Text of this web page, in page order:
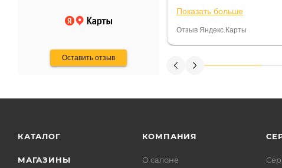
Оставить отзыв
спидометре всегда был
постоянно были на
Считаю, что это
Показать больше
Отзыв Яндекс.Карты
КАТАЛОГ
МАГАЗИНЫ
КОМПАНИЯ
О салоне